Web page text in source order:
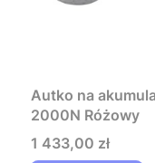
Autko na
2000N Różowy
Cena
1 433,00 zł